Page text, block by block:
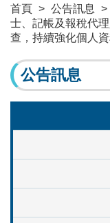
首頁 > 公告訊息 >
士、記帳及報稅代
查，持續強化個人
公告訊息